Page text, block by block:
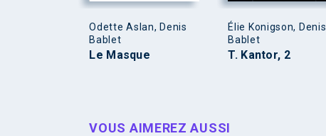
Odette Aslan, Denis
Bablet
Le Masque
Élie Konigson, Denis
Bablet
T. Kantor, 2
VOUS AIMEREZ AUSSI